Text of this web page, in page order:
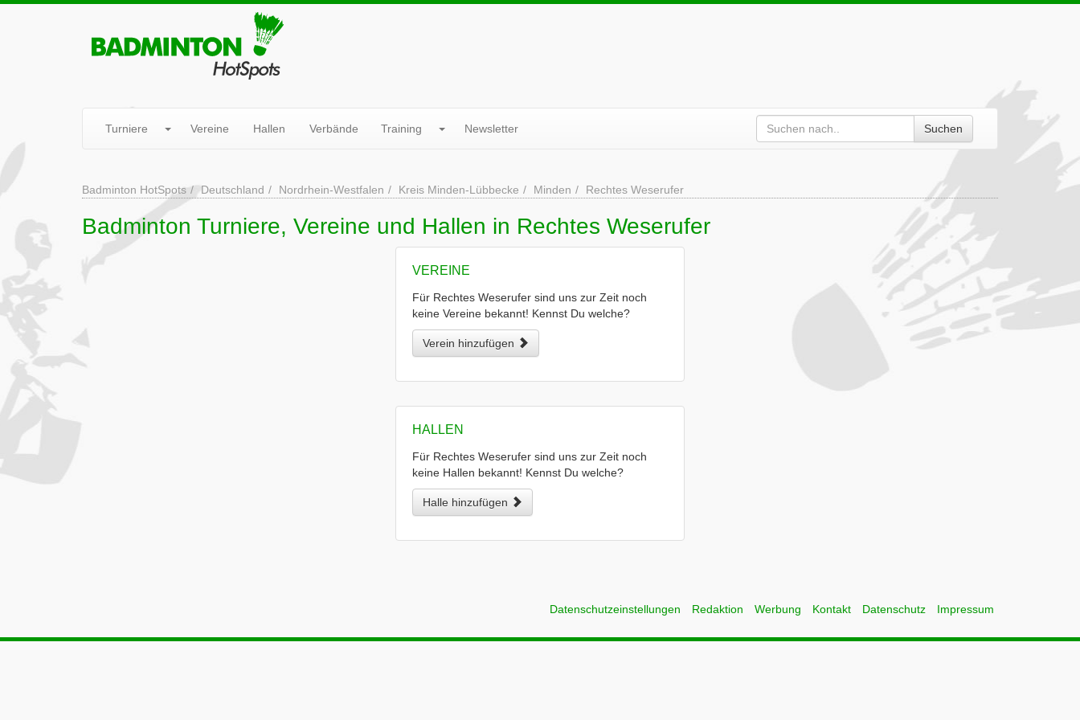
Turniere Vereine Hallen Verbände Training Newsletter Suchen
Badminton HotSpots Deutschland Nordrhein-Westfalen Kreis Minden-Lübbecke Minden Rechtes Weserufer
Badminton Turniere, Vereine und Hallen in Rechtes Weserufer
VEREINE
Für Rechtes Weserufer sind uns zur Zeit noch
keine Vereine bekannt! Kennst Du welche?
Verein hinzufügen
HALLEN
Für Rechtes Weserufer sind uns zur Zeit noch
keine Hallen bekannt! Kennst Du welche?
Halle hinzufügen
Datenschutzeinstellungen Redaktion Werbung Kontakt Datenschutz Impressum